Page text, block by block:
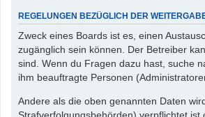
REGELUNGEN BEZÜGLICH DER
Zweck eines Boards ist es, einen
zugänglich sein können. Der Betreiber
sind. Wenn du Fragen dazu hast, suche
ihm beauftragte Personen
Andere als die oben genannten Daten